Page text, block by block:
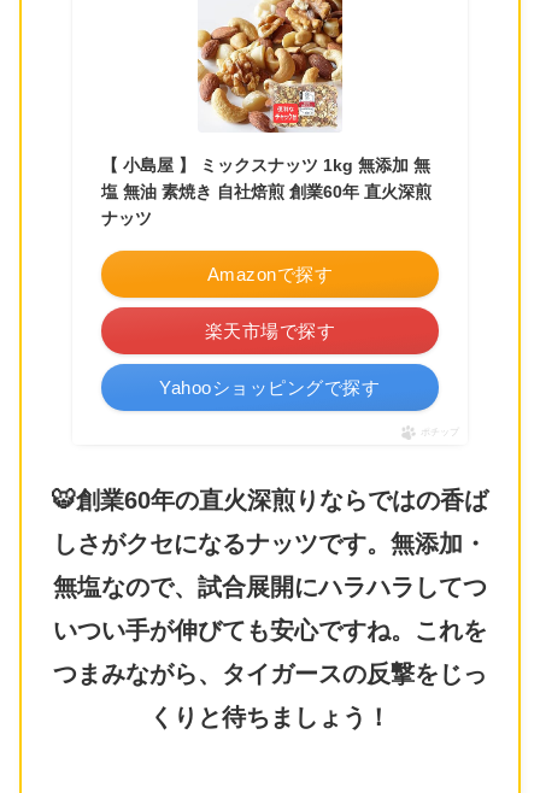
【 小島屋 】 ミックスナッツ 1kg 無添加 無
塩 無油 素焼き 自社焙煎 創業60年 直火深煎
ナッツ
Amazonで探す
楽天市場で探す
Yahooショッピングで探す
ポチップ
🐯創業60年の直火深煎りならではの香ば
しさがクセになるナッツです。無添加・
無塩なので、試合展開にハラハラしてつ
いつい手が伸びても安心ですね。これを
つまみながら、タイガースの反撃をじっ
くりと待ちましょう！